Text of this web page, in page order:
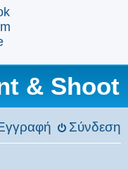
& Shoot
Σύνδεση